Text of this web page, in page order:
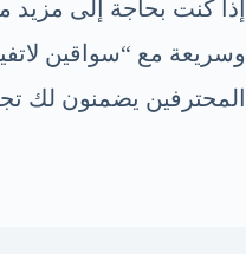
وسريعة مع “سواقين
المحترفين يضمنون لك